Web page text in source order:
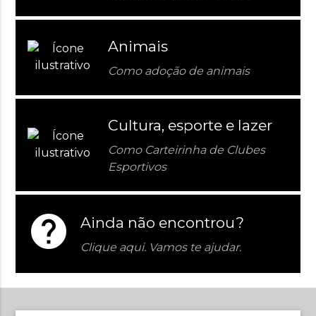
Animais
Como adoção de animais
Cultura, esporte e lazer
Como Carteirinha de Clubes
Esportivos
help Ainda não encontrou?
Clique aqui. Vamos te ajudar.